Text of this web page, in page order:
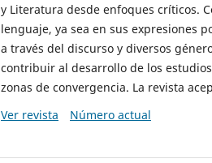
y Literatura desde enfoques críticos.
lenguaje, ya sea en sus expresiones
a través del discurso y diversos
contribuir al desarrollo de los
zonas de convergencia. La revista
Ver revista
Número actual